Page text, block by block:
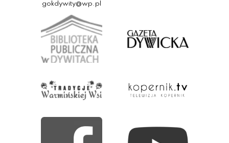
gokdywity@wp.pl